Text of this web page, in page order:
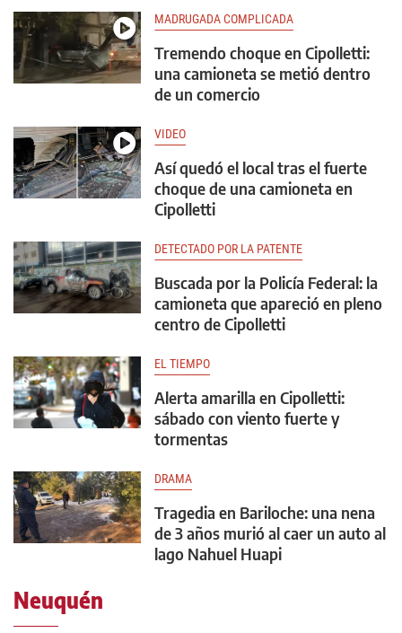
MADRUGADA COMPLICADA
Tremendo choque en Cipolletti:
una camioneta se metió dentro
de un comercio
VIDEO
Así quedó el local tras el fuerte
choque de una camioneta en
Cipolletti
DETECTADO POR LA PATENTE
Buscada por la Policía Federal: la
camioneta que apareció en pleno
centro de Cipolletti
EL TIEMPO
Alerta amarilla en Cipolletti:
sábado con viento fuerte y
tormentas
DRAMA
Tragedia en Bariloche: una nena
de 3 años murió al caer un auto al
lago Nahuel Huapi
Neuquén